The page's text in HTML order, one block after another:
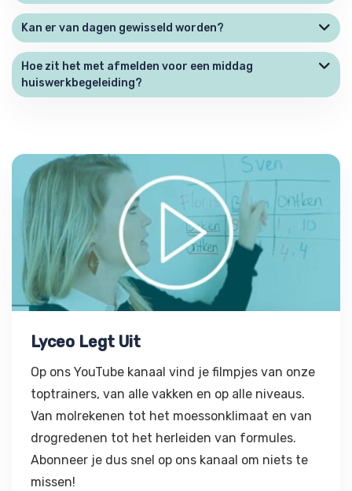
Kan er van dagen gewisseld worden?
Hoe zit het met afmelden voor een middag
huiswerkbegeleiding?
Lyceo Legt Uit
Lyceo Legt Uit
Op ons YouTube kanaal vind je filmpjes van onze
toptrainers, van alle vakken en op alle niveaus.
Van molrekenen tot het moessonklimaat en van
drogredenen tot het herleiden van formules.
Abonneer je dus snel op ons kanaal om niets te
missen!